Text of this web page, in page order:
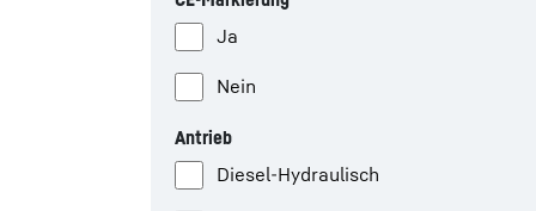
Ja
Nein
Antrieb
Diesel-Hydraulisch